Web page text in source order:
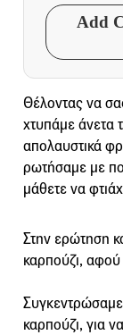
Add
Θέλοντας να
χτυπάμε άνετα
απολαυστικά
ρωτήσαμε με
μάθετε να
Στην ερώτηση
καρπούζι,
καρπούζι, για